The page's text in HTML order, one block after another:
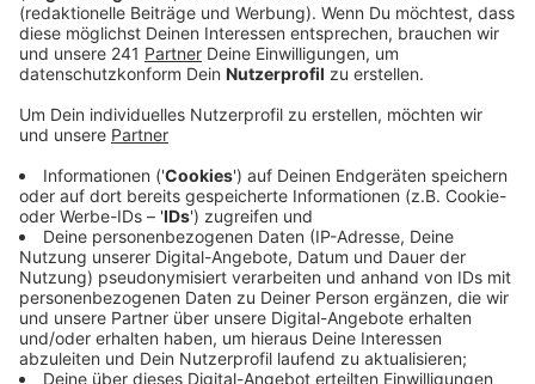
Was kostet die Wärmepumpe? Lohnt sich das
überhaupt in einem Altbau und wenn ja, was muss ich
vorher machen? Darf mein Vermieter die Mieten
erhöhen, wenn er eine neue Heizung einbaut? Mit
diesen Fragen habt ihr unsere Experten konfrontiert,
Bernd Kohl- Energieberater und
stellvertretender Vorstandsvorsitzender der GIH
NRW e.V.
Peter Küpper- Heizungsbauer und
Geschäftsführer der Firma Josef Küpper Söhne
GmbH